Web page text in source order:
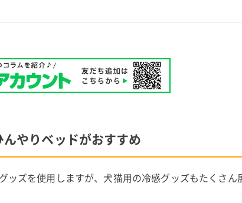
やりベッドがおすすめ
ズを使用しますが、犬猫用の冷感グッズもたくさん